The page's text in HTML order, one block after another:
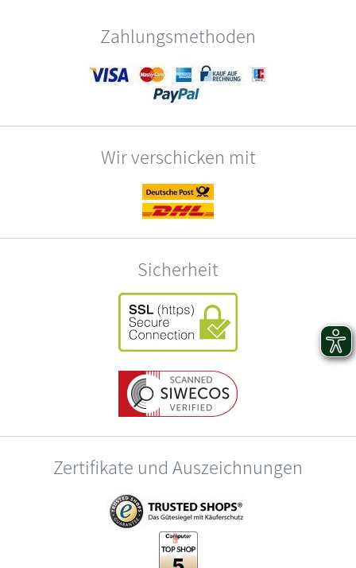
Zahlungsmethoden
Wir verschicken mit
Sicherheit
Zertifikate und Auszeichnungen